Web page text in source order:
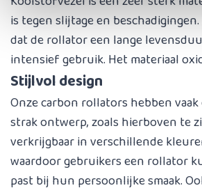
is tegen slijtage en
dat de rollator een lange
intensief gebruik. Het materiaal
Stijlvol design
Onze carbon rollators hebben
strak ontwerp, zoals hierboven te
verkrijgbaar in verschillende
waardoor gebruikers een rollator
past bij hun persoonlijke smaak.